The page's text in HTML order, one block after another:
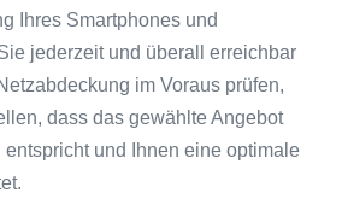
Ihres Smartphones und
jederzeit und überall erreichbar
im Voraus prüfen,
dass das gewählte Angebot
entspricht und Ihnen eine optimale